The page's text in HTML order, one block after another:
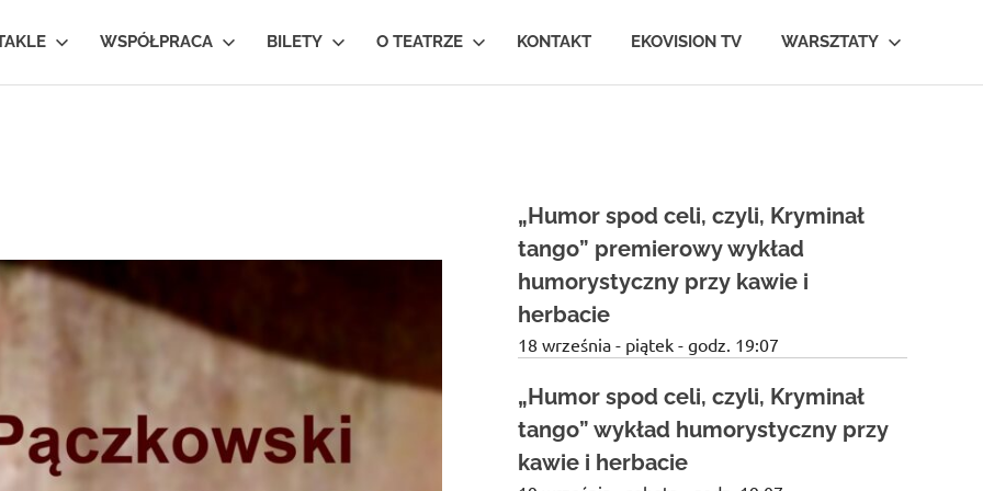
WSPÓŁPRACA BILETY O TEATRZE KONTAKT EKOVISION TV WARSZTATY
„Humor spod celi, czyli, Kryminał
tango” premierowy wykład
humorystyczny przy kawie i
herbacie
18 września - piątek - godz. 19:07
„Humor spod celi, czyli, Kryminał
tango” wykład humorystyczny przy
kawie i herbacie